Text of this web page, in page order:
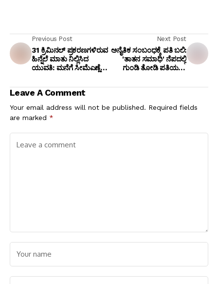
Previous Post
31 ಕ್ರಿಮಿನಲ್ ಪ್ರಕರಣಗಳಿರುವ
ಹಿನ್ನೆಲೆ ಮಾತು ನಿಲ್ಲಿಸಿದ
ಯುವತಿ: ಮನೆಗೆ ಸೀಮೆಎಣ್ಣೆ
Next Post
ಅನೈತಿಕ ಸಂಬಂಧಕ್ಕೆ ಪತಿ ಬಲಿ:
'ತಾತನ ಸಮಾಧಿ' ನೆಪದಲ್ಲಿ
ಗುಂಡಿ ತೋಡಿ ಪತಿಯನ್ನೇ
Leave A Comment
Your email address will not be published. Required fields
are marked *